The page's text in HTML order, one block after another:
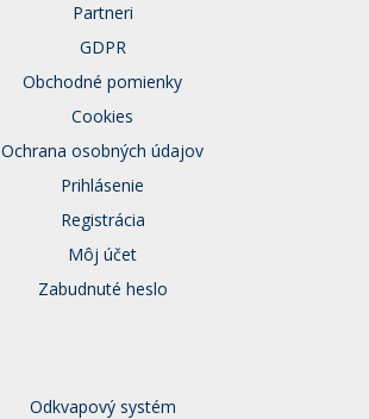
Partneri
GDPR
Obchodné pomienky
Cookies
Ochrana osobných údajov
Prihlásenie
Registrácia
Môj účet
Zabudnuté heslo
Odkvapový systém